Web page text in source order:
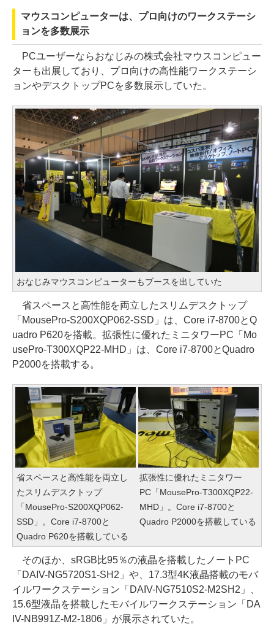
マウスコンピューターは、プロ向けのワークステーシ
ョンを多数展示
PCユーザーならおなじみの株式会社マウスコンピュー
ターも出展しており、プロ向けの高性能ワークステーシ
ョンやデスクトップPCを多数展示していた。
おなじみマウスコンピューターもブースを出していた
省スペースと高性能を両立したスリムデスクトップ
「MousePro-S200XQP062-SSD」は、Core i7-8700とQ
uadro P620を搭載。拡張性に優れたミニタワーPC「Mo
usePro-T300XQP22-MHD」は、Core i7-8700とQuadro
P2000を搭載する。
省スペースと高性能を両立し
たスリムデスクトップ
「MousePro-S200XQP062-
SSD」。Core i7-8700と
Quadro P620を搭載している
拡張性に優れたミニタワー
PC「MousePro-T300XQP22-
MHD」。Core i7-8700と
Quadro P2000を搭載している
そのほか、sRGB比95％の液晶を搭載したノートPC
「DAIV-NG5720S1-SH2」や、17.3型4K液晶搭載のモバ
イルワークステーション「DAIV-NG7510S2-M2SH2」、
15.6型液晶を搭載したモバイルワークステーション「DA
IV-NB991Z-M2-1806」が展示されていた。